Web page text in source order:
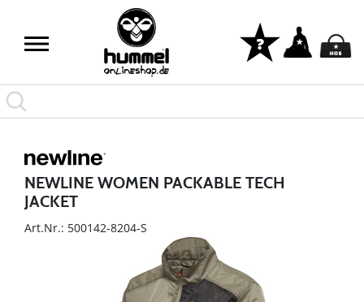
NEWLINE WOMEN PACKABLE TECH
JACKET
Art.Nr.: 500142-8204-S